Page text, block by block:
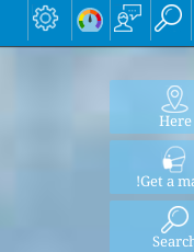
Here
Get a